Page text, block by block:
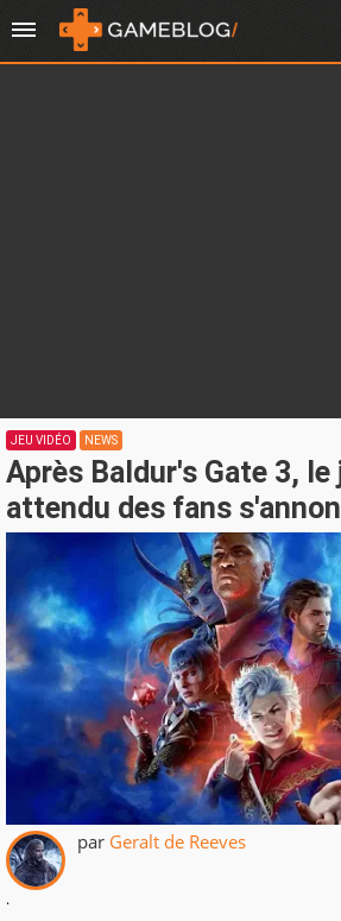
JEU VIDÉO NEWS
Après Baldur's Gate 3, le
attendu des fans
par Geralt de Reeves
.